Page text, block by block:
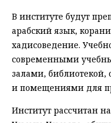
В институте будут
арабский язык,
хадисоведение.
современными
залами,
и помещениями для
Институт рассчитан